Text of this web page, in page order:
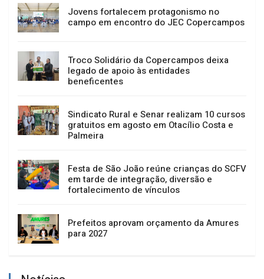
Jovens fortalecem protagonismo no
campo em encontro do JEC Copercampos
Troco Solidário da Copercampos deixa
legado de apoio às entidades
beneficentes
Sindicato Rural e Senar realizam 10 cursos
gratuitos em agosto em Otacílio Costa e
Palmeira
Festa de São João reúne crianças do SCFV
em tarde de integração, diversão e
fortalecimento de vínculos
Prefeitos aprovam orçamento da Amures
para 2027